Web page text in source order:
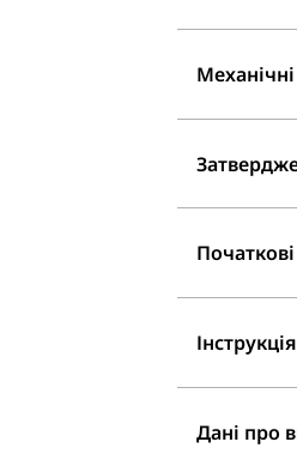
Дані про